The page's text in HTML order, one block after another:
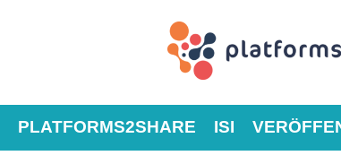
PLATFORMS2SHARE ISI